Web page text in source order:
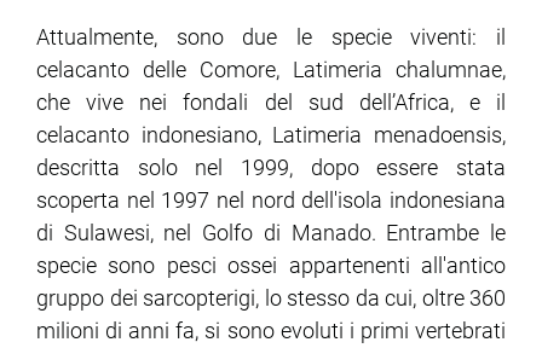
Attualmente, sono due le specie viventi: il
celacanto delle Comore, Latimeria chalumnae,
che vive nei fondali del sud dell’Africa, e il
celacanto indonesiano, Latimeria menadoensis,
descritta solo nel 1999, dopo essere stata
scoperta nel 1997 nel nord dell'isola indonesiana
di Sulawesi, nel Golfo di Manado. Entrambe le
specie sono pesci ossei appartenenti all'antico
gruppo dei sarcopterigi, lo stesso da cui, oltre 360
milioni di anni fa, si sono evoluti i primi vertebrati